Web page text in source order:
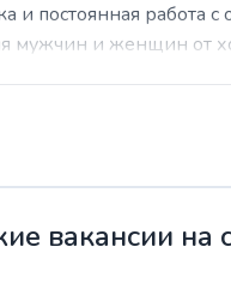
и постоянная работа с
мужчин и женщин от
вакансии